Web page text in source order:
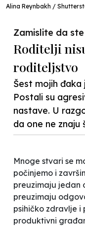
Alina Reynbakh /
Zamislite da
Roditelji
roditeljstvo
Šest mojih
Postali su
nastave. U
da one ne znaju
Mnoge stvari se
počinjemo i
preuzimaju jedan
preuzimaju
psihičko zdravlje
produktivni